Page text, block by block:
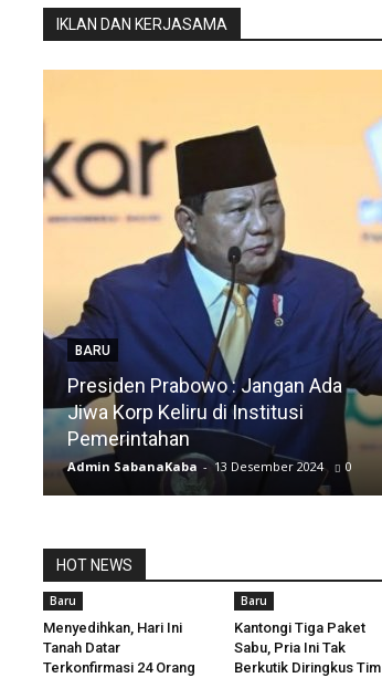
IKLAN DAN KERJASAMA
BARU
Presiden Prabowo : Jangan Ada
Jiwa Korp Keliru di Institusi
Pemerintahan
Admin SabanaKaba - 13 Desember 2024 0
HOT NEWS
Baru
Menyedihkan, Hari Ini
Tanah Datar
Terkonfirmasi 24 Orang
Baru
Kantongi Tiga Paket
Sabu, Pria Ini Tak
Berkutik Diringkus Tim